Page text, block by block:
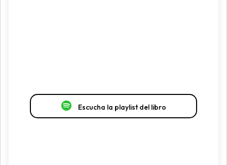
Escucha la playlist del libro